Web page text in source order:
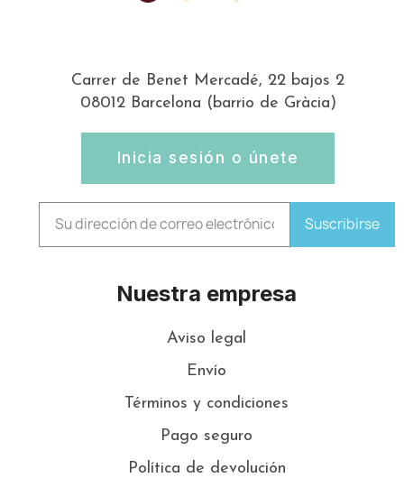
Carrer de Benet Mercadé, 22 bajos 2
08012 Barcelona (barrio de Gràcia)
Inicia sesión o únete
Suscribirse
Nuestra empresa
Aviso legal
Envío
Términos y condiciones
Pago seguro
Política de devolución